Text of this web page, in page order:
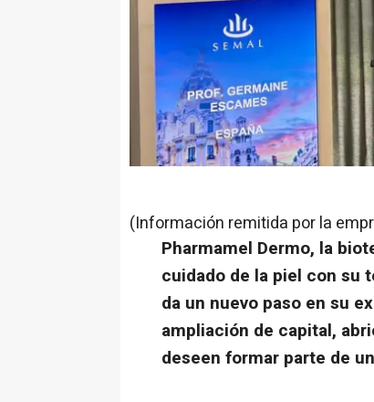
(Información remitida por la
Pharmamel Dermo, la
cuidado de la piel con su
da un nuevo paso en su
ampliación de capital,
deseen formar parte de